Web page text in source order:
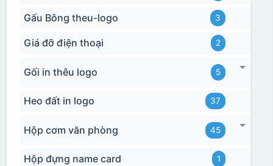
Gấu Bông theu-logo 3
Giá đỡ điện thoại 2
Gối in thêu logo 5
Heo đất in logo 37
Hộp cơm văn phòng 45
Hộp đựng name card 1